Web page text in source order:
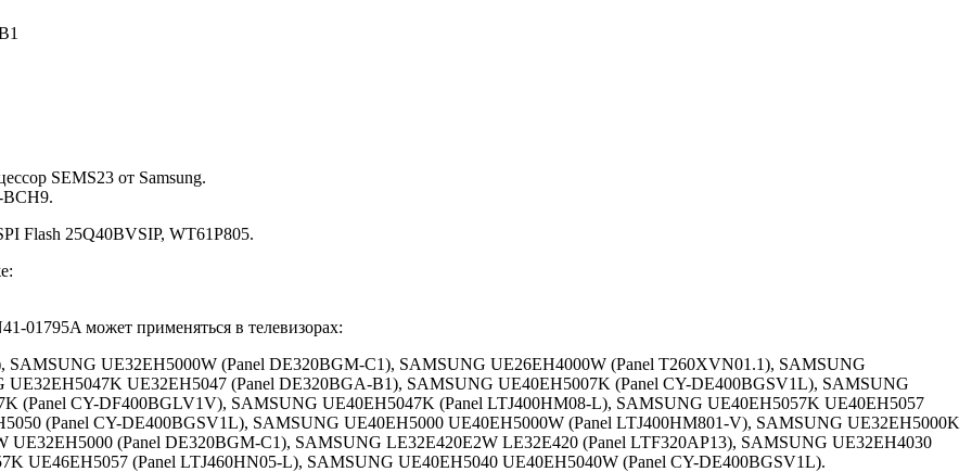
SEMS23 от Samsung.
BCH9.
Flash 25Q40BVSIP, WT61P805.
01795A может применяться в телевизорах:
UE32EH5000W (Panel DE320BGM-C1), SAMSUNG UE26EH4000W (Panel T260XVN01.1), SAMSUNG
UE32EH5047 (Panel DE320BGA-B1), SAMSUNG UE40EH5007K (Panel CY-DE400BGSV1L), SAMSUNG
(Panel CY-DF400BGLV1V), SAMSUNG UE40EH5047K (Panel LTJ400HM08-L), SAMSUNG UE40EH5057K UE40EH5057
(Panel CY-DE400BGSV1L), SAMSUNG UE40EH5000 UE40EH5000W (Panel LTJ400HM801-V), SAMSUNG UE32EH5000K
(Panel DE320BGM-C1), SAMSUNG LE32E420E2W LE32E420 (Panel LTF320AP13), SAMSUNG UE32EH4030
UE46EH5057 (Panel LTJ460HN05-L), SAMSUNG UE40EH5040 UE40EH5040W (Panel CY-DE400BGSV1L).